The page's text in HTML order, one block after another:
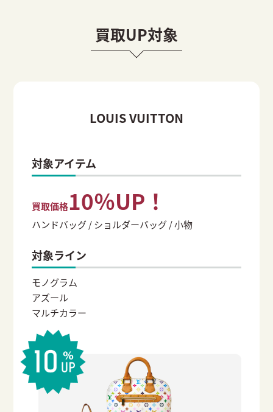
買取UP対象
LOUIS VUITTON
対象アイテム
買取価格10％UP！
ハンドバッグ / ショルダーバッグ / 小物
対象ライン
モノグラム
アズール
マルチカラー